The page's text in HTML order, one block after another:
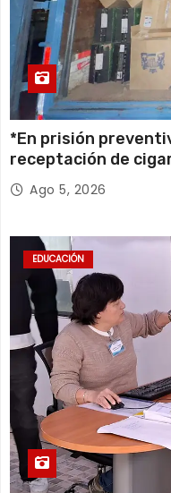
*En prisión
receptación de
millones*
Ago 5, 2026
EDUCACIÓN